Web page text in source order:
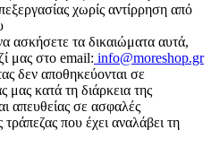
χωρίς αντίρρηση από
ασκήσετε τα δικαιώματα αυτά,
μας στο email: info@moreshop.gr
δεν αποθηκεύονται σε
μας κατά τη διάρκεια της
απευθείας σε ασφαλές
που έχει αναλάβει τη